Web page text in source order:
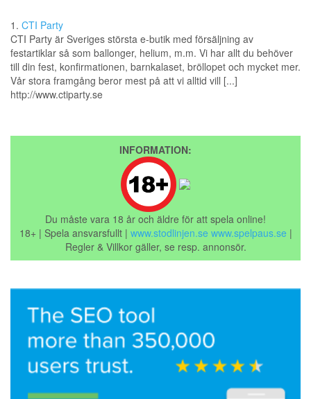
1. CTI Party
CTI Party är Sveriges största e-butik med försäljning av
festartiklar så som ballonger, helium, m.m. Vi har allt du behöver
till din fest, konfirmationen, barnkalaset, bröllopet och mycket mer.
Vår stora framgång beror mest på att vi alltid vill [...]
http://www.ctiparty.se
INFORMATION:
Du måste vara 18 år och äldre för att spela online!
18+ | Spela ansvarsfullt | www.stodlinjen.se www.spelpaus.se |
Regler & Villkor gäller, se resp. annonsör.